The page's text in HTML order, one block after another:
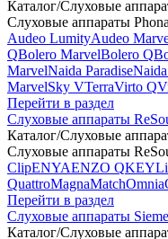
Каталог/Слуховые
Слуховые аппараты
Audeo LumityAudeo
QBolero MarvelBolero Q
MarvelNaida Paradise
MarvelSky VTerraVirto Q
Перейти в раздел
Слуховые аппараты
Каталог/Слуховые
Слуховые аппараты
ClipENYAENZO QKEY
QuattroMagnaMatchOmnia
Перейти в раздел
Слуховые аппараты
Каталог/Слуховые